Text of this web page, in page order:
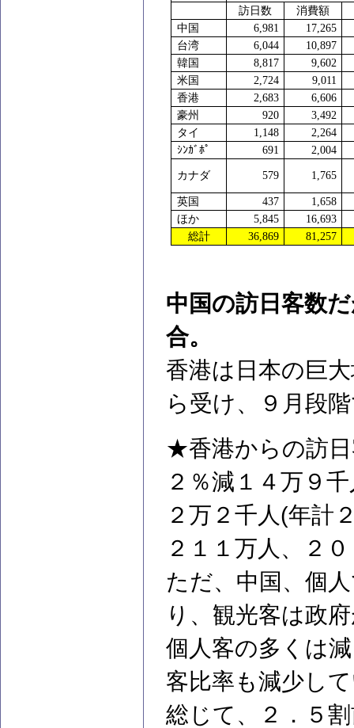
訪日数
消費額
中国
6,981
17,265
台湾
6,044
10,897
韓国
8,817
9,602
米国
2,724
9,011
香港
2,683
6,606
豪州
920
3,492
タイ
1,148
2,264
ｼﾝｶﾞﾎﾟ
691 2,004
カナダ 579 1,765
英国 437
1,658
ほか
5,845
16,693
総計
36,869 81,257
中国の訪日客数
合。
香港は日本の巨
ら受け、９月段
★香港からの訪
２％減１４万９
２万２千人(年計
２１１万人、２
ただ、中国、個
り、観光客は政
個人客の多くは
客比率も減少し
総じて、２．５